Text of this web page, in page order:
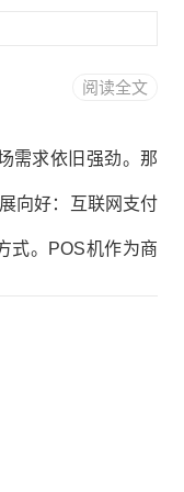
阅读全文
需求依旧强劲。那
向好：互联网支付
式。POS机作为商
续费抽成、流量费